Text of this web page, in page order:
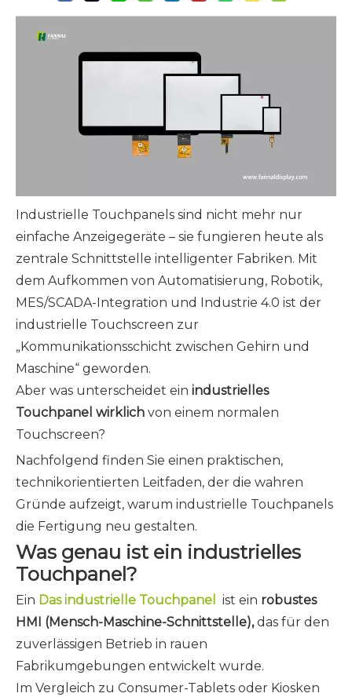
Industrielle Touchpanels sind nicht mehr nur
einfache Anzeigegeräte – sie fungieren heute als
zentrale Schnittstelle intelligenter Fabriken. Mit
dem Aufkommen von Automatisierung, Robotik,
MES/SCADA-Integration und Industrie 4.0 ist der
industrielle Touchscreen zur
„Kommunikationsschicht zwischen Gehirn und
Maschine“ geworden.
Aber was unterscheidet ein industrielles
Touchpanel wirklich von einem normalen
Touchscreen?
Nachfolgend finden Sie einen praktischen,
technikorientierten Leitfaden, der die wahren
Gründe aufzeigt, warum industrielle Touchpanels
die Fertigung neu gestalten.
Was genau ist ein industrielles
Touchpanel?
Ein Das industrielle Touchpanel ist ein robustes
HMI (Mensch-Maschine-Schnittstelle),das für den
zuverlässigen Betrieb in rauen
Fabrikumgebungen entwickelt wurde.
Im Vergleich zu Consumer-Tablets oder Kiosken